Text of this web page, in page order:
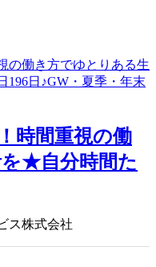
時間重視の働
★自分時間た
ス株式会社